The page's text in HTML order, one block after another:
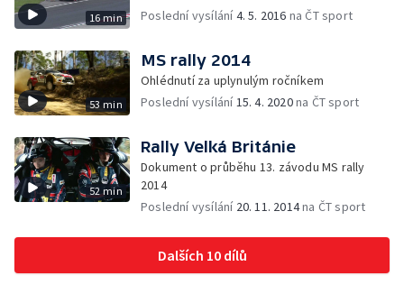
16 min
Poslední vysílání4. 5. 2016 na ČT sport
53 min
MS rally 2014
Ohlédnutí za uplynulým ročníkem
Poslední vysílání15. 4. 2020na ČT sport
52 min
Rally Velká Británie
Dokument o průběhu 13. závodu MS rally
2014
Poslední vysílání 20. 11. 2014na ČT sport
Dalších 10 dílů